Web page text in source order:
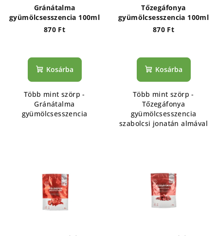
zk
Gránátalma
gyümölcsesszencia 100ml
870 Ft
Kosárba
Több mint szörp -
Gránátalma
gyümölcsesszencia
Tőzegáfonya
gyümölcsesszencia 100ml
870 Ft
Kosárba
Több mint szörp -
Tőzegáfonya
gyümölcsesszencia
szabolcsi jonatán almával